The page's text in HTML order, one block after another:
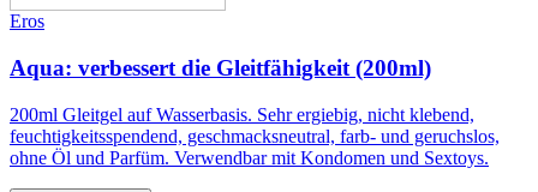
Eros
Aqua: verbessert die Gleitfähigkeit (200ml)
200ml Gleitgel auf Wasserbasis. Sehr ergiebig, nicht klebend,
feuchtigkeitsspendend, geschmacksneutral, farb- und geruchslos,
ohne Öl und Parfüm. Verwendbar mit Kondomen und Sextoys.